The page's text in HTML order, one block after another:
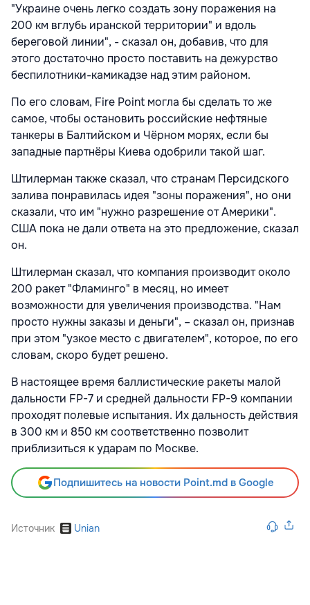
"Украине очень легко создать зону поражения на
200 км вглубь иранской территории" и вдоль
береговой линии", - сказал он, добавив, что для
этого достаточно просто поставить на дежурство
беспилотники-камикадзе над этим районом.
По его словам, Fire Point могла бы сделать то же
самое, чтобы остановить российские нефтяные
танкеры в Балтийском и Чёрном морях, если бы
западные партнёры Киева одобрили такой шаг.
Штилерман также сказал, что странам Персидского
залива понравилась идея "зоны поражения", но они
сказали, что им "нужно разрешение от Америки".
США пока не дали ответа на это предложение, сказал
он.
Штилерман сказал, что компания производит около
200 ракет "Фламинго" в месяц, но имеет
возможности для увеличения производства. "Нам
просто нужны заказы и деньги", – сказал он, признав
при этом "узкое место с двигателем", которое, по его
словам, скоро будет решено.
В настоящее время баллистические ракеты малой
дальности FP-7 и средней дальности FP-9 компании
проходят полевые испытания. Их дальность действия
в 300 км и 850 км соответственно позволит
приблизиться к ударам по Москве.
Подпишитесь на новости Point.md в Google
Источник Unian